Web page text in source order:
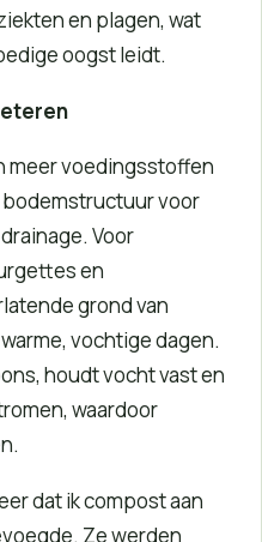
en plagen, wat
oogst leidt.
meer voedingsstoffen
voor
Voor
en
grond van
vochtige dagen.
houdt vocht vast en
waardoor
dat ik compost aan
Ze werden